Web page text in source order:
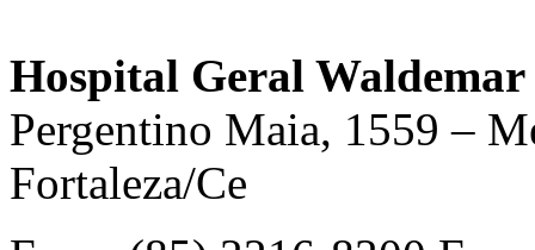
Hospital Geral
Pergentino Maia, 1559 –
Fortaleza/Ce